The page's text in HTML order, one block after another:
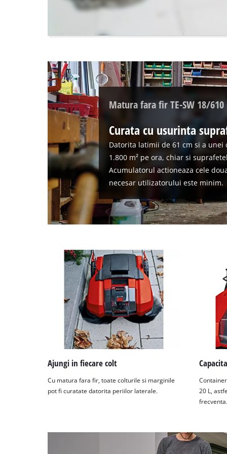
website
to
setup
the
site
with
CMP
to
add
this
to
list
technologies
Powered
Usercentrics
Consent
Management
Platform
Matura fara fir TE-SW 18/610
Curata cu usurinta
Datorita latimii de 61 cm si a
1.800 m² pe ora, chiar si
Acumulatorul actioneaza cele
necesar utilizatorului este minim.
Ajungi in fiecare colt
Cu matura fara fir, toate colturile si marginile
pot fi curatate datorita periilor laterale.
20 L,
frecventa.